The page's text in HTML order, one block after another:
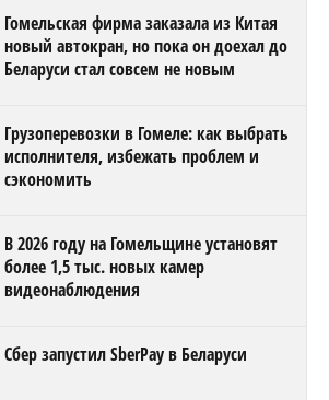
Гомельская фирма заказала из Китая
новый автокран, но пока он доехал до
Беларуси стал совсем не новым
Грузоперевозки в Гомеле: как выбрать
исполнителя, избежать проблем и
сэкономить
В 2026 году на Гомельщине установят
более 1,5 тыс. новых камер
видеонаблюдения
Сбер запустил SberPay в Беларуси